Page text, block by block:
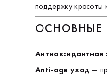
поддержку красоты
ОСНОВНЫЕ
Антиоксидантная
Anti-age уход —